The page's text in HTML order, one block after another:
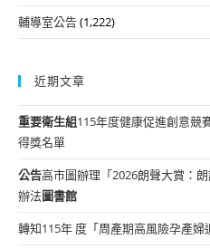
輔導室公告(1,222)
近期文章
重要衛生組115年度健康促進創意競
得獎名單
公告高市圖辦理「2026朗聲大賞：
辦法圖書館
轉知115年 度「周產期高風險孕產婦